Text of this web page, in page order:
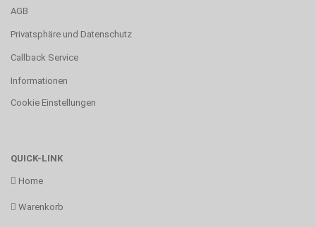
AGB
Privatsphäre und Datenschutz
Callback Service
Informationen
Cookie Einstellungen
QUICK-LINK
Home
Warenkorb